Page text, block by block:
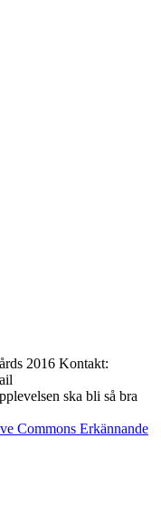
2016 Kontakt:
ska bli så bra
Commons Erkännande